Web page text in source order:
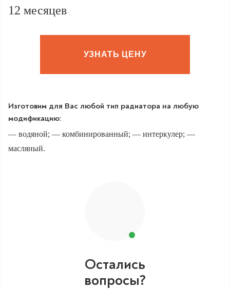
12 месяцев
УЗНАТЬ ЦЕНУ
Изготовим для Вас любой тип радиатора на любую
модификацию:
— водяной; — комбинированный; — интеркулер; —
масляный.
Остались
вопросы?